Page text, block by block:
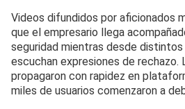
Videos difundidos por aficionados
que el empresario llega
seguridad mientras desde
escuchan expresiones de rechazo.
propagaron con rapidez en
miles de usuarios comenzaron a